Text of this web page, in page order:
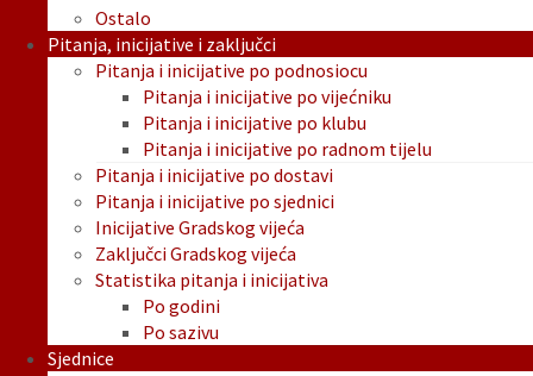
Ostalo
Pitanja, inicijative i zaključci
Pitanja i inicijative po podnosiocu
Pitanja i inicijative po vijećniku
Pitanja i inicijative po klubu
Pitanja i inicijative po radnom tijelu
Pitanja i inicijative po dostavi
Pitanja i inicijative po sjednici
Inicijative Gradskog vijeća
Zaključci Gradskog vijeća
Statistika pitanja i inicijativa
Po godini
Po sazivu
Sjednice